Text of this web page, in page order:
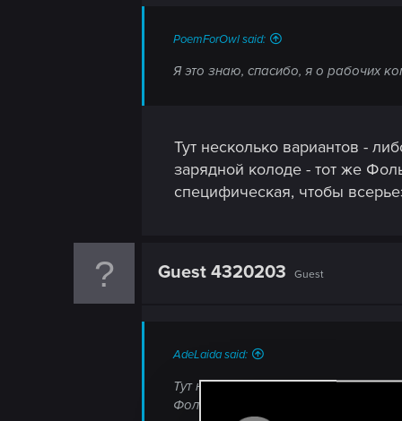
PoemForOwl said:
Я это знаю, спасибо, я о рабочих
Тут несколько вариантов -
зарядной колоде - тот же
специфическая, чтобы
Guest 4320203 Guest
AdeLaida said:
Тут несколько вариантов - либо
Фольтест может дополнительного